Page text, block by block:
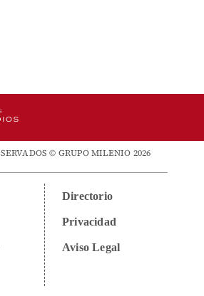
© GRUPO MILENIO 2026
Directorio
Privacidad
Aviso Legal